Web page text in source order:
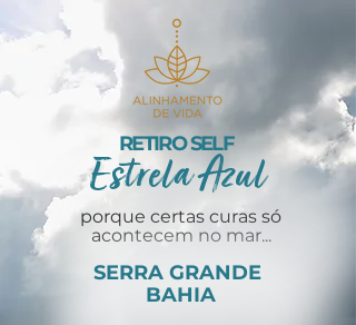
porque certas curas só
acontecem no mar...
Estrela Azul
RETIRO SELF
SERRA GRANDE
BAHIA